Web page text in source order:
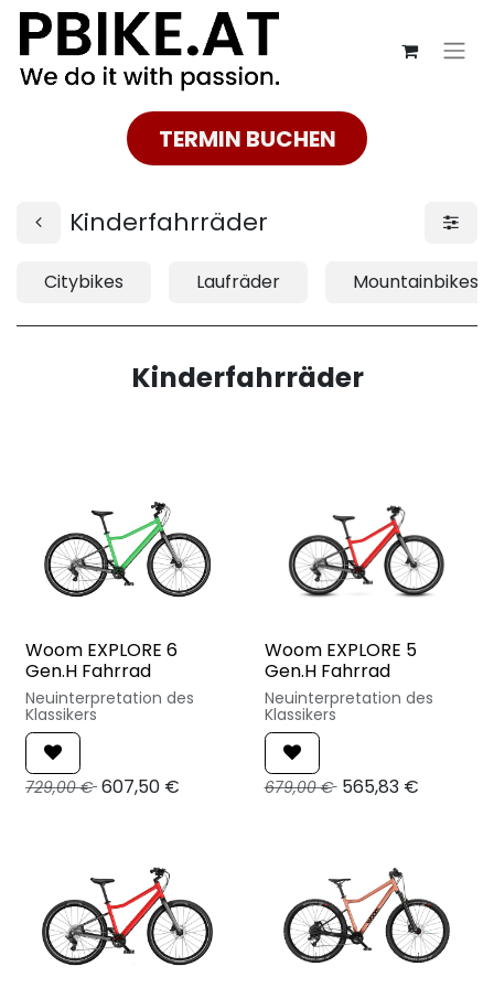
TERMIN BUCHEN
Kinderfahrräder
Citybikes Laufräder Mountainbikes
Kinderfahrräder
Woom EXPLORE 6
Gen.H Fahrrad
Neuinterpretation des
Klassikers
729,00€ 607,50 €
Woom EXPLORE 5
Gen.H Fahrrad
Neuinterpretation des
Klassikers
679,00€ 565,83€